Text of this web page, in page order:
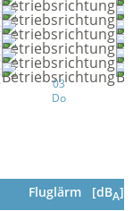
03
Do
Fluglärm [dBA]